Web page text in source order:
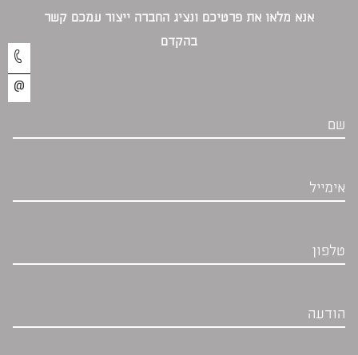
אנא מלאו את פרטיכם ונציג החברה ייצור עמכם קשר
בהקדם‎
שם
אימייל
טלפון
הודעה